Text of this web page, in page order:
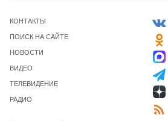
КОНТАКТЫ
ПОИСК НА САЙТЕ
НОВОСТИ
ВИДЕО
ТЕЛЕВИДЕНИЕ
РАДИО